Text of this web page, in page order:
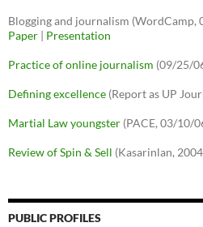
Blogging and journalism (WordCamp,
Paper | Presentation
Practice of online journalism (09/25/
Defining excellence (Report as UP
Martial Law youngster (PACE, 03/10/
Review of Spin & Sell (Kasarinlan,
PUBLIC PROFILES